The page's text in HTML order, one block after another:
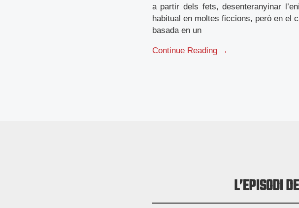
a partir dels fets, desenteranyinar
habitual en moltes ficcions, però en el
basada en un
Continue Reading →
L’EPISODI